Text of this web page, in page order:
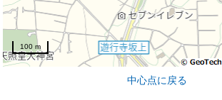
100 m
中心点に戻る